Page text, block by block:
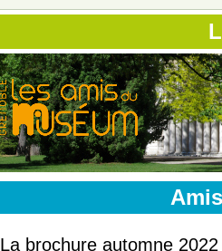
La brochure automne